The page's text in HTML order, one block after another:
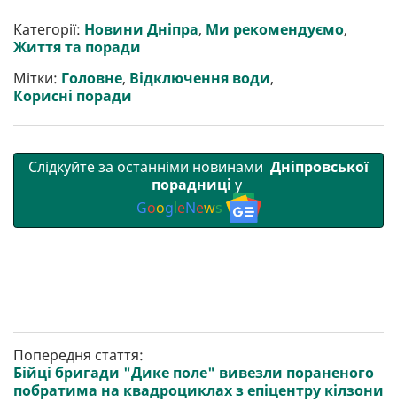
р
и
т
b
o
o
t
e
r
l g
r
s
A
r l
Категорії: Новини Дніпра, Ми рекомендуємо,
Життя та поради
Мітки: Головне, Відключення води,
Корисні поради
Слідкуйте за останніми новинами Дніпровської
порадниці у
GoogleNews
Попередня стаття:
Бійці бригади "Дике поле" вивезли пораненого
побратима на квадроциклах з епіцентру кілзони